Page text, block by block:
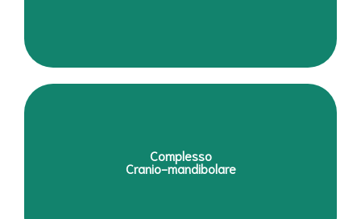
Complesso
Cranio-mandibolare
Atteggiamenti posturali anomali nei ragazzi
(scoliosi, ipercifosi dorsale…), negli adulti e negli